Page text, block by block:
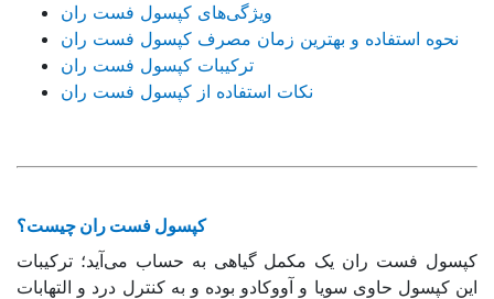
ویژگی‌های کپسول فست ران
نحوه استفاده و بهترین زمان مصرف کپسول فست ران
ترکیبات کپسول فست ران
کپسول فست ران چیست؟
کپسول فست ران یک مکمل گیاهی به حساب می‌آید؛ ترکیبات
این کپسول حاوی سویا و آووکادو بوده و به کنترل درد و التهابات